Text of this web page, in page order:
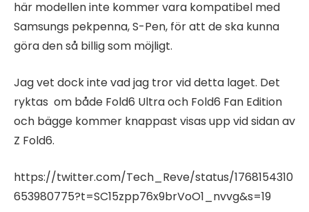
här modellen inte kommer vara kompatibel med
Samsungs pekpenna, S-Pen, för att de ska kunna
göra den så billig som möjligt.
Jag vet dock inte vad jag tror vid detta laget. Det
ryktas om både Fold6 Ultra och Fold6 Fan Edition
och bägge kommer knappast visas upp vid sidan av
Z Fold6.
https://twitter.com/Tech_Reve/status/1768154310
653980775?t=SC15zpp76x9brVoO1_nvvg&s=19